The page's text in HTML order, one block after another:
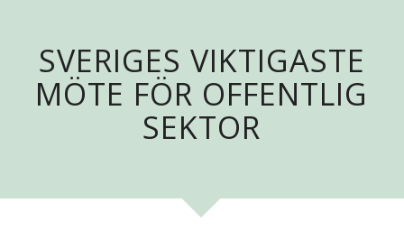
SVERIGES VIKTIGASTE
MÖTE FÖR OFFENTLIG
SEKTOR